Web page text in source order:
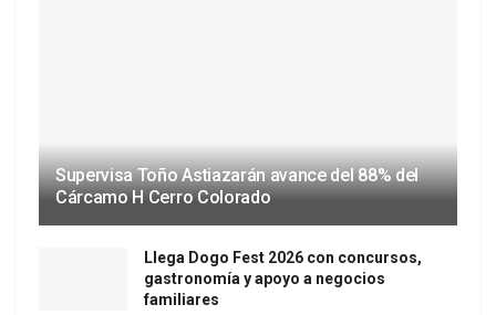
Supervisa Toño Astiazarán avance del 88% del
Cárcamo H Cerro Colorado
Llega Dogo Fest 2026 con concursos,
gastronomía y apoyo a negocios
familiares